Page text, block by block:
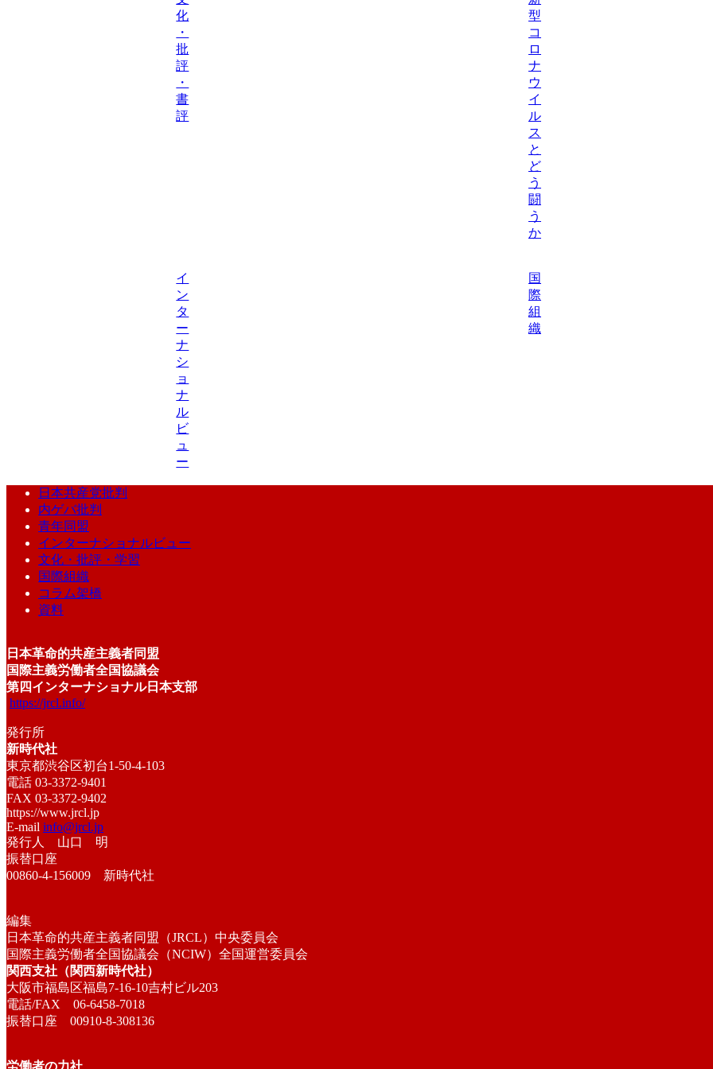
化
・
批
評
・
書
評
型
コ
ロ
ナ
ウ
イ
ル
ス
と
ど
う
闘
う
か
イ
ン
タ
ー
ナ
シ
ョ
ナ
ル
ビ
ュ
ー
国
際
組
織
日本共産党批判
内ゲバ批判
青年同盟
インターナショナルビュー
文化・批評・学習
国際組織
コラム架橋
資料
日本革命的共産主義者同盟
国際主義労働者全国協議会
第四インターナショナル日本支部
https://jrcl.info/
発行所
新時代社
東京都渋谷区初台1-50-4-103
電話 03-3372-9401
FAX 03-3372-9402
https://www.jrcl.jp
E-mail info@jrcl.jp
発行人 山口 明
振替口座
00860-4-156009 新時代社
編集
日本革命的共産主義者同盟（JRCL）中央委員会
国際主義労働者全国協議会（NCIW）全国運営委員会
関西支社（関西新時代社）
大阪市福島区福島7-16-10吉村ビル203
電話/FAX 06-6458-7018
振替口座 00910-8-308136
労働者の力社